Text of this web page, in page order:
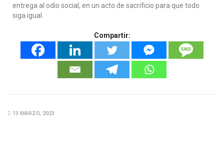
entrega al odio social, en un acto de sacrificio para que todo
siga igual.
Compartir:
13 MARZO, 2023